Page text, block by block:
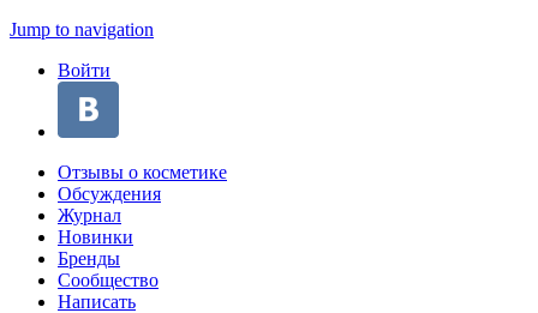
Jump to navigation
Войти
Отзывы о косметике
Обсуждения
Журнал
Новинки
Бренды
Сообщество
Написать